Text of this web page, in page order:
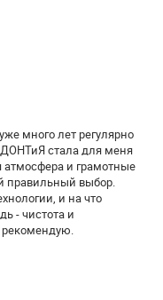
много лет регулярно
стала для меня
и грамотные
правильный выбор.
и на что
- чистота и
рекомендую.